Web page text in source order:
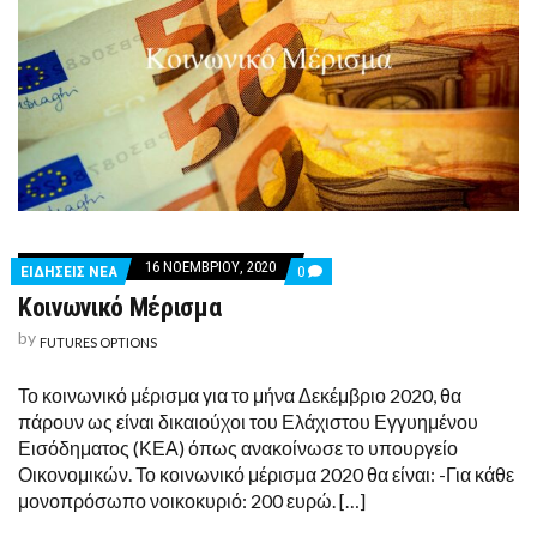
ΕΙΔΗΣΕΙΣ ΝΕΑ 16 ΝΟΕΜΒΡΊΟΥ, 2020 0 COMMENTS
ON
Κοινωνικό Μέρισμα
by FUTURES OPTIONS
Το κοινωνικό μέρισμα για το μήνα Δεκέμβριο 2020, θα
πάρουν ως είναι δικαιούχοι του Ελάχιστου Εγγυημένου
Εισόδηματος (ΚΕΑ) όπως ανακοίνωσε το υπουργείο
Οικονομικών. Το κοινωνικό μέρισμα 2020 θα είναι: -Για κάθε
μονοπρόσωπο νοικοκυριό: 200 ευρώ. […]